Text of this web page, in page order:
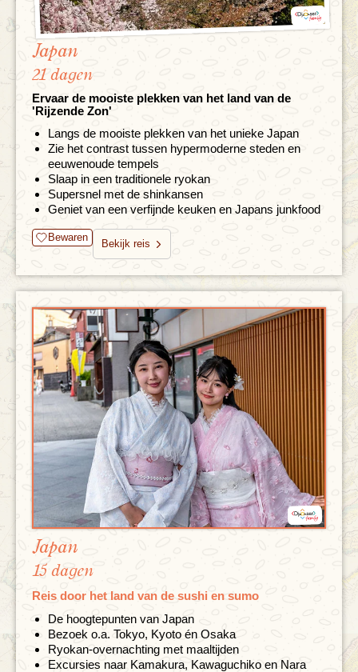
Japan
21 dagen
Ervaar de mooiste plekken van het land van de
'Rijzende Zon'
Langs de mooiste plekken van het unieke Japan
Zie het contrast tussen hypermoderne steden en
eeuwenoude tempels
Slaap in een traditionele ryokan
Supersnel met de shinkansen
Geniet van een verfijnde keuken en Japans junkfood
Bewaren
Bekijk reis
Japan
15 dagen
Reis door het land van de sushi en sumo
De hoogtepunten van Japan
Bezoek o.a. Tokyo, Kyoto én Osaka
Ryokan-overnachting met maaltijden
Excursies naar Kamakura, Kawaguchiko en Nara